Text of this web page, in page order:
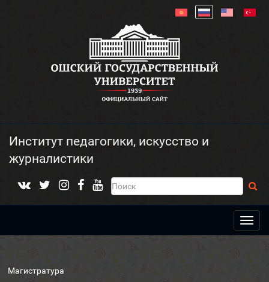
Институт педагогики, искусство и
журналистики
Магистратура